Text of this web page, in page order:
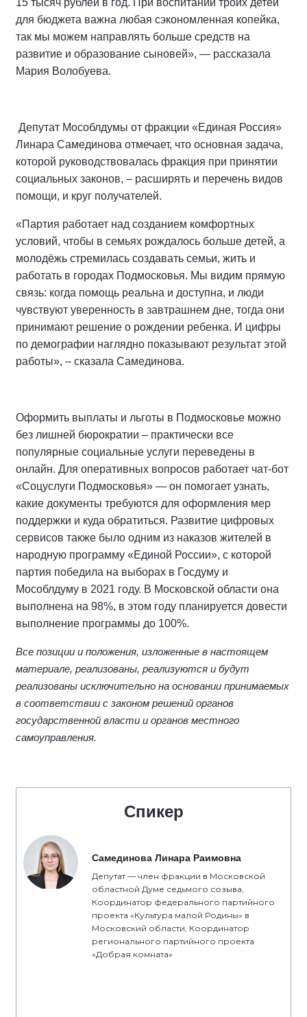
15 тысяч рублей в год. При воспитании троих детей
для бюджета важна любая сэкономленная копейка,
так мы можем направлять больше средств на
развитие и образование сыновей», — рассказала
Мария Волобуева.
Депутат Мособлдумы от фракции «Единая Россия»
Линара Самединова отмечает, что основная задача,
которой руководствовалась фракция при принятии
социальных законов, – расширять и перечень видов
помощи, и круг получателей.
«Партия работает над созданием комфортных
условий, чтобы в семьях рождалось больше детей, а
молодёжь стремилась создавать семьи, жить и
работать в городах Подмосковья. Мы видим прямую
связь: когда помощь реальна и доступна, и люди
чувствуют уверенность в завтрашнем дне, тогда они
принимают решение о рождении ребенка. И цифры
по демографии наглядно показывают результат этой
работы», – сказала Самединова.
Оформить выплаты и льготы в Подмосковье можно
без лишней бюрократии – практически все
популярные социальные услуги переведены в
онлайн. Для оперативных вопросов работает чат-бот
«Соцуслуги Подмосковья» — он помогает узнать,
какие документы требуются для оформления мер
поддержки и куда обратиться. Развитие цифровых
сервисов также было одним из наказов жителей в
народную программу «Единой России», с которой
партия победила на выборах в Госдуму и
Мособлдуму в 2021 году. В Московской области она
выполнена на 98%, в этом году планируется довести
выполнение программы до 100%.
Все позиции и положения, изложенные в настоящем
материале, реализованы, реализуются и будут
реализованы исключительно на основании принимаемых
в соответствии с законом решений органов
государственной власти и органов местного
самоуправления.
Спикер
Самединова Линара Раимовна
Депутат — член фракции в Московской
областной Думе седьмого созыва,
Координатор федерального партийного
проекта «Культура малой Родины» в
Московский области, Координатор
регионального партийного проекта
«Добрая комната»